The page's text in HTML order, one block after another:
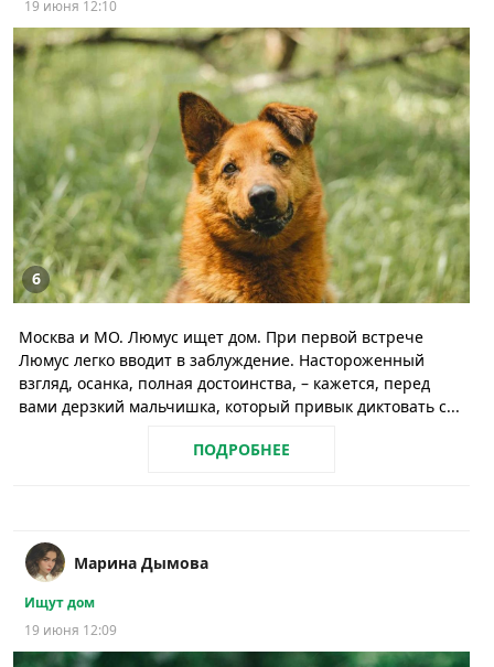
19 июня 12:10
6
Москва и МО. Люмус ищет дом. При первой встрече
Люмус легко вводит в заблуждение. Настороженный
взгляд, осанка, полная достоинства, – кажется, перед
вами дерзкий мальчишка, который привык диктовать с...
ПОДРОБНЕЕ
Марина Дымова
Ищут дом
19 июня 12:09